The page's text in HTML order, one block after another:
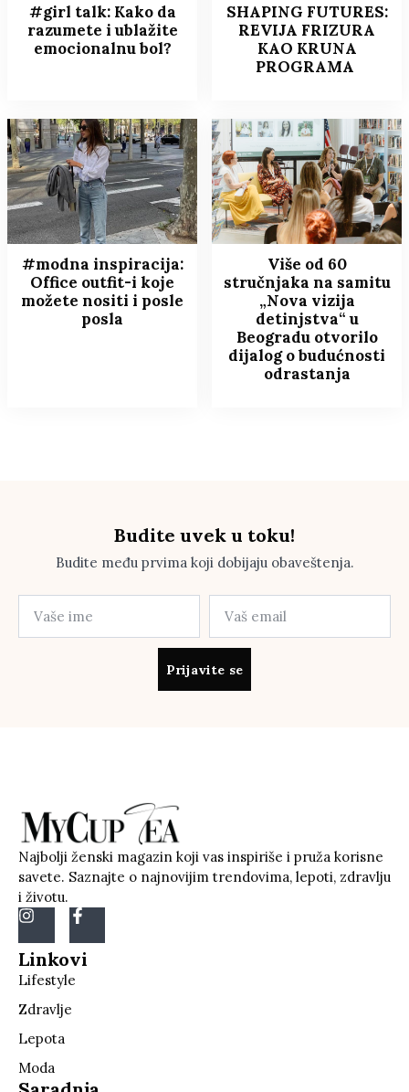
#girl talk: Kako da
razumete i ublažite
emocionalnu bol?
SHAPING FUTURES:
REVIJA FRIZURA
KAO KRUNA
PROGRAMA
#modna inspiracija:
Office outfit-i koje
možete nositi i posle
posla
Više od 60
stručnjaka na samitu
„Nova vizija
detinjstva“ u
Beogradu otvorilo
dijalog o budućnosti
odrastanja
Budite uvek u toku!
Budite među prvima koji dobijaju obaveštenja.
Prijavite se
Najbolji ženski magazin koji vas inspiriše i pruža korisne
savete. Saznajte o najnovijim trendovima, lepoti, zdravlju
i životu.
Linkovi
Lifestyle
Zdravlje
Lepota
Moda